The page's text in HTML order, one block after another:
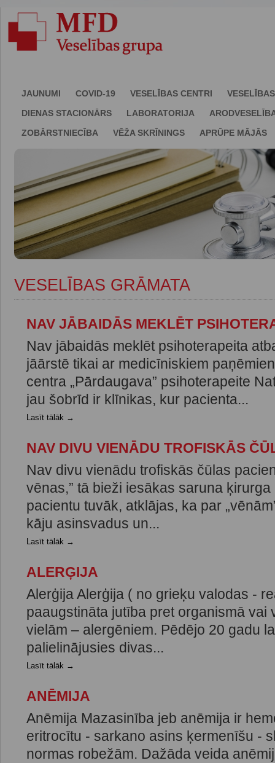
JAUNUMI COVID-19 VESELĪBAS CENTRI
DIENAS STACIONĀRS
LABORATORIJA
ZOBĀRSTNIECĪBA
VĒŽA SKRĪNINGS APRŪPE MĀJĀS
VESELĪBAS GRĀMATA
NAV JĀBAIDĀS MEKLĒT
Nav jābaidās meklēt psihoterapeita
jāārstē tikai ar medicīniskiem
centra „Pārdaugava” psihoterapeite
jau šobrīd ir klīnikas, kur pacienta...
Lasīt tālāk →
NAV DIVU VIENĀDU TROFISKĀS
Nav divu vienādu trofiskās čūlas
vēnas,” tā bieži iesākas saruna
pacientu tuvāk, atklājas, ka par
kāju asinsvadus un...
Lasīt tālāk →
ALERĢIJA
Alerģija Alerģija ( no grieķu valodas -
paaugstināta jutība pret organismā vai
vielām – alergēniem. Pēdējo 20 gadu
palielinājusies divas...
Lasīt tālāk →
ANĒMIJA
Anēmija Mazasinība jeb anēmija ir
eritrocītu - sarkano asins ķermenīšu -
normas robežām. Dažāda veida